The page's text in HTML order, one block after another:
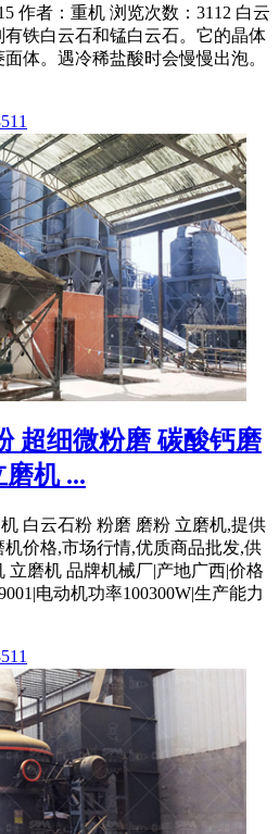
作者：重机 浏览次数：3112 白云
铁白云石和锰白云石。它的晶体
体。遇冷稀盐酸时会慢慢出泡。
超细微粉磨 碳酸钙磨
机 ...
白云石粉 粉磨 磨粉 立磨机,提供
价格,市场行情,优质商品批发,供
立磨机 品牌机械厂|产地广西|价格
电动机功率100300W|生产能力